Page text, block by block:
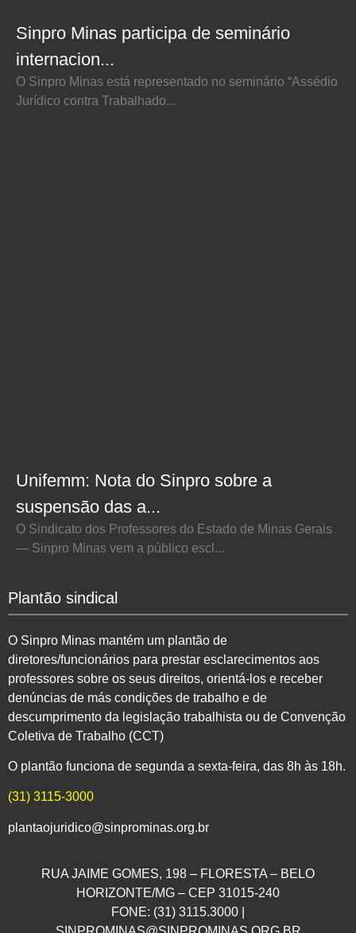
Sinpro Minas participa de seminário
internacion...
O Sinpro Minas está representado no seminário “Assédio
Jurídico contra Trabalhado...
Unifemm: Nota do Sinpro sobre a
suspensão das a...
O Sindicato dos Professores do Estado de Minas Gerais
— Sinpro Minas vem a público escl...
Plantão sindical
O Sinpro Minas mantém um plantão de
diretores/funcionários para prestar esclarecimentos aos
professores sobre os seus direitos, orientá-los e receber
denúncias de más condições de trabalho e de
descumprimento da legislação trabalhista ou de Convenção
Coletiva de Trabalho (CCT)
O plantão funciona de segunda a sexta-feira, das 8h às 18h.
(31) 3115-3000
plantaojuridico@sinprominas.org.br
RUA JAIME GOMES, 198 – FLORESTA – BELO
HORIZONTE/MG – CEP 31015-240
FONE: (31) 3115.3000 |